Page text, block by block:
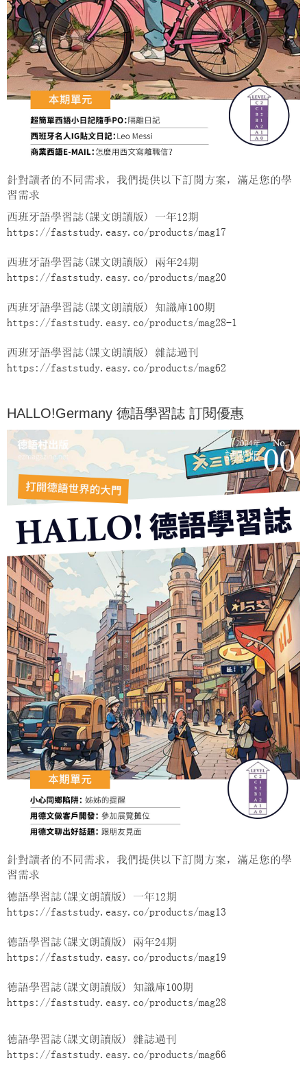
針對讀者的不同需求，我們提供以下訂閱方案，滿足您的學
習需求
西班牙語學習誌(課文朗讀版) 一年12期
https://faststudy.easy.co/products/mag17
西班牙語學習誌(課文朗讀版) 兩年24期
https://faststudy.easy.co/products/mag20
西班牙語學習誌(課文朗讀版) 知識庫100期
https://faststudy.easy.co/products/mag28-1
西班牙語學習誌(課文朗讀版) 雜誌過刊
https://faststudy.easy.co/products/mag62
HALLO!Germany 德語學習誌 訂閱優惠
針對讀者的不同需求，我們提供以下訂閱方案，滿足您的學
習需求
德語學習誌(課文朗讀版) 一年12期
https://faststudy.easy.co/products/mag13
德語學習誌(課文朗讀版) 兩年24期
https://faststudy.easy.co/products/mag19
德語學習誌(課文朗讀版) 知識庫100期
https://faststudy.easy.co/products/mag28
德語學習誌(課文朗讀版) 雜誌過刊
https://faststudy.easy.co/products/mag66